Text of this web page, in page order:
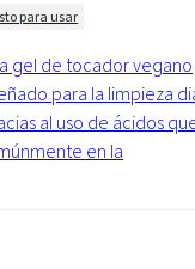
para usar
gel de tocador vegano
para la limpieza
al uso de ácidos
en la